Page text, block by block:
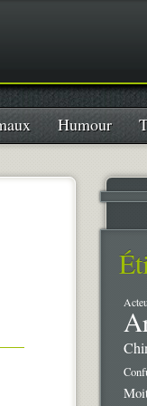
Humour